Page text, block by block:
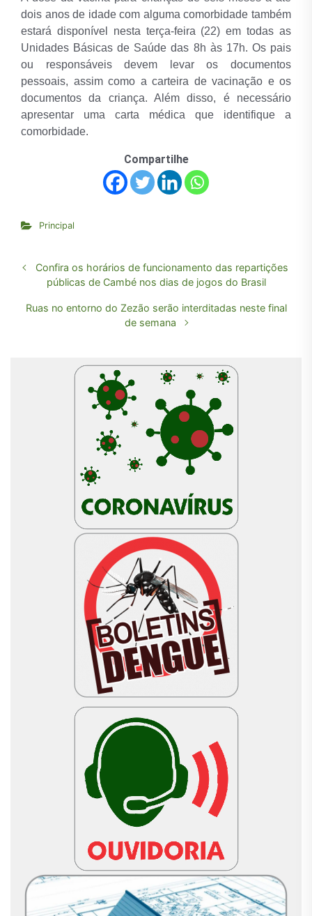
dois anos de idade com alguma comorbidade também
estará disponível nesta terça-feira (22) em todas as
Unidades Básicas de Saúde das 8h às 17h. Os pais
ou responsáveis devem levar os documentos
pessoais, assim como a carteira de vacinação e os
documentos da criança. Além disso, é necessário
apresentar uma carta médica que identifique a
comorbidade.
Compartilhe
Principal
Confira os horários de funcionamento das repartições
públicas de Cambé nos dias de jogos do Brasil
Ruas no entorno do Zezão serão interditadas neste final
de semana